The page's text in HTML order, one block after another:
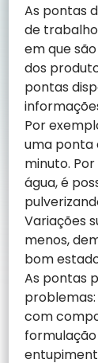
As pontas
de
em que
dos
pontas
Por
uma ponta
minuto.
água, é
Variações
menos,
bom
As pontas
com